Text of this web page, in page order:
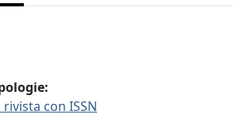
con ISSN